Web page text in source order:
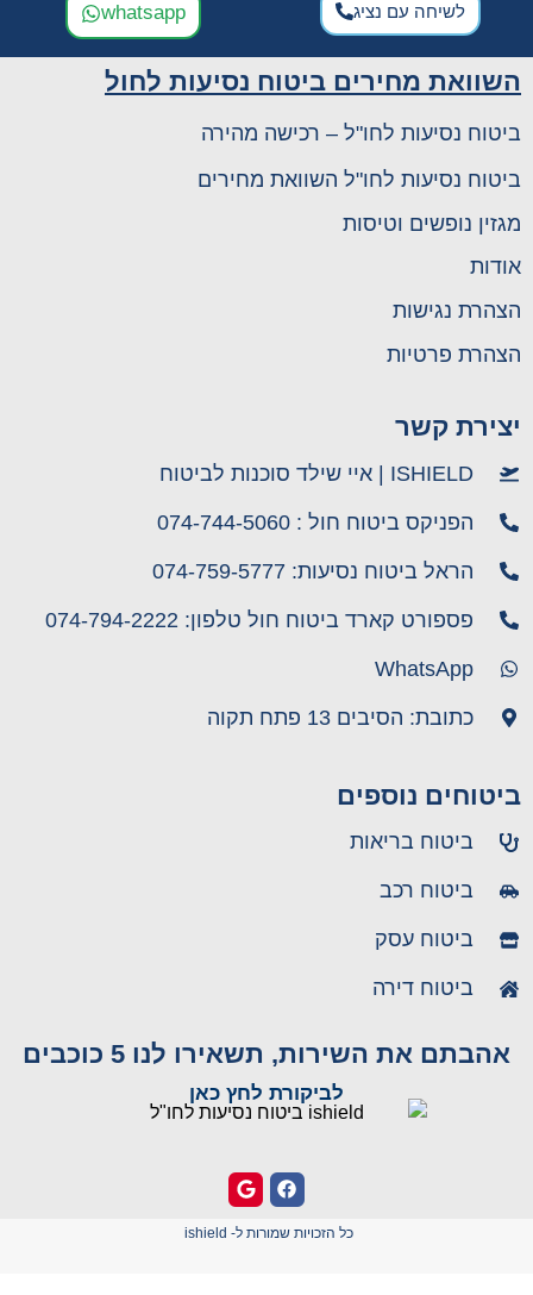
לשיחה עם נציג whatsapp
השוואת מחירים ביטוח נסיעות לחול
ביטוח נסיעות לחו"ל – רכישה מהירה
ביטוח נסיעות לחו"ל השוואת מחירים
מגזין נופשים וטיסות
אודות
הצהרת נגישות
הצהרת פרטיות
יצירת קשר
ISHIELD | איי שילד סוכנות לביטוח
הפניקס ביטוח חול : 074-744-5060
הראל ביטוח נסיעות: 074-759-5777
פספורט קארד ביטוח חול טלפון: 074-794-2222
WhatsApp
כתובת: הסיבים 13 פתח תקוה
ביטוחים נוספים
ביטוח בריאות
ביטוח רכב
ביטוח עסק
ביטוח דירה
אהבתם את השירות, תשאירו לנו 5 כוכבים
לביקורת לחץ כאן
כל הזכויות שמורות ל- ishield